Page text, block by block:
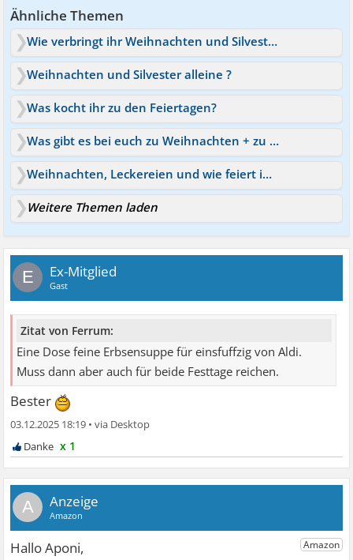
Ähnliche Themen
Wie verbringt ihr Weihnachten und Silvester?
Weihnachten und Silvester alleine ?
Was kocht ihr zu den Feiertagen?
Was gibt es bei euch zu Weihnachten + zu Silvester zu essen?
Weihnachten, Leckereien und wie feiert ihr?
Weitere Themen laden
E Ex-Mitglied
Gast
Zitat von Ferrum:
Eine Dose feine Erbsensuppe für einsfuffzig von Aldi.
Muss dann aber auch für beide Festtage reichen.
Bester
03.12.2025 18:19 •
x 1
A